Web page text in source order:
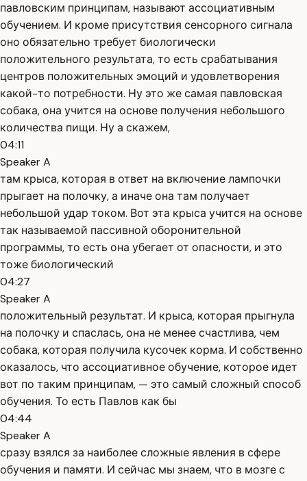
павловским принципам, называют ассоциативным
обучением. И кроме присутствия сенсорного сигнала
оно обязательно требует биологически
положительного результата, то есть срабатывания
центров положительных эмоций и удовлетворения
какой-то потребности. Ну это же самая павловская
собака, она учится на основе получения небольшого
количества пищи. Ну а скажем,
04:11
Speaker A
там крыса, которая в ответ на включение лампочки
прыгает на полочку, а иначе она там получает
небольшой удар током. Вот эта крыса учится на основе
так называемой пассивной оборонительной
программы, то есть она убегает от опасности, и это
тоже биологический
04:27
Speaker A
положительный результат. И крыса, которая прыгнула
на полочку и спаслась, она не менее счастлива, чем
собака, которая получила кусочек корма. И собственно
оказалось, что ассоциативное обучение, которое идет
вот по таким принципам, — это самый сложный способ
обучения. То есть Павлов как бы
04:44
Speaker A
сразу взялся за наиболее сложные явления в сфере
обучения и памяти. И сейчас мы знаем, что в мозге с